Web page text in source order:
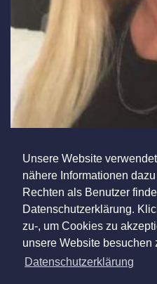
Unsere Website
nähere Informationen
Rechten als Benutzer
Datenschutzerklärung.
zu-, um Cookies zu
unsere Website besuchen
Datenschutzerklärung
Hallo, das bin ich. (3)